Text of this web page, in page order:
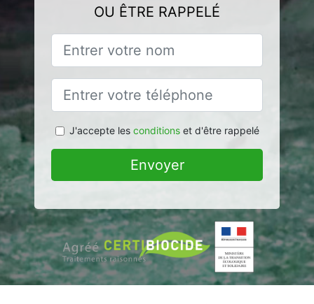
OU ÊTRE RAPPELÉ
J'accepte les conditionset d'être rappelé
Envoyer